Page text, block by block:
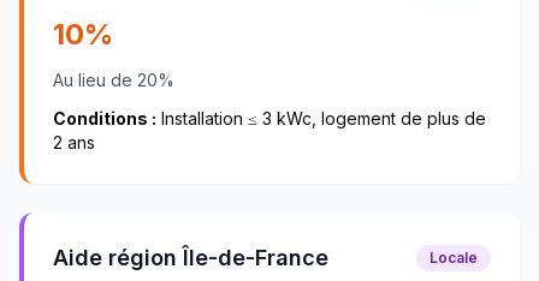
10%
Au lieu de 20%
Conditions : Installation ≤ 3 kWc, logement de plus de
2 ans
Aide région Île-de-France Locale